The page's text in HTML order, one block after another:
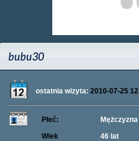
bubu30
ostatnia wizyta: 2010-07-25
Płeć:
Mężczyzna
Wiek
46 lat